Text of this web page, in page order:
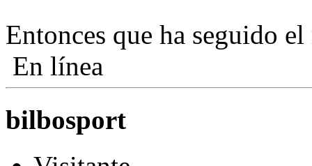
Entonces que ha seguido
En línea
bilbosport